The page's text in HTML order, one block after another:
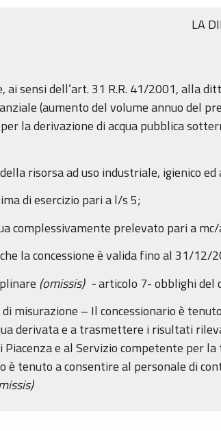
LA
ai sensi dell’art. 31 R.R. 41/2001, alla
(aumento del volume annuo del
la derivazione di acqua pubblica
risorsa ad uso industriale, igienico
di esercizio pari a l/s 5;
complessivamente prelevato pari a
la concessione è valida fino al 31/12/
(omissis) -articolo 7- obblighi del
di misurazione – Il concessionario è
derivata e a trasmettere i risultati
Piacenza e al Servizio competente per
è tenuto a consentire al personale di